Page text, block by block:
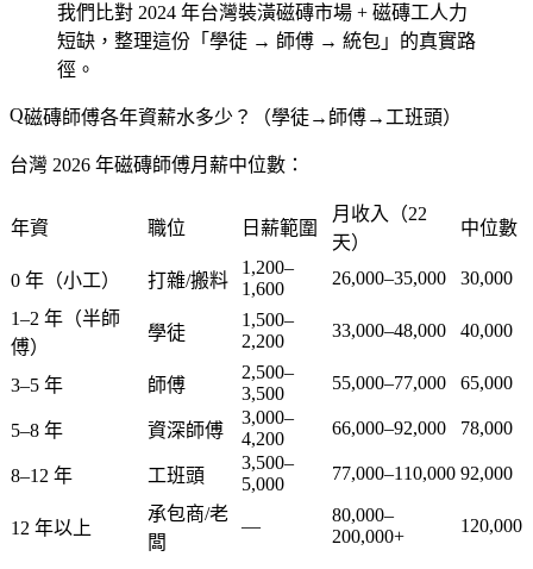
我們比對 2024 年台灣裝潢磁磚市場 + 磁磚工人力
短缺，整理這份「學徒 → 師傅 → 統包」的真實路
徑。
磁磚師傅各年資薪水多少？（學徒→師傅→工班頭）
台灣 2026 年磁磚師傅月薪中位數：
年資 職位 日薪範圍
月收入（22
天）
中位數
0 年（小工） 打雜/搬料
1,200–
1,600
26,000–35,000
30,000
1–2 年（半師
傅）
學徒
1,500–
2,200
33,000–48,000 40,000
3–5 年 師傅
2,500–
3,500
55,000–77,000 65,000
5–8 年 資深師傅
3,000–
4,200
66,000–92,000 78,000
8–12 年 工班頭
3,500–
5,000
77,000–110,000 92,000
12 年以上
承包商/老
闆
—
80,000–
200,000+
120,000